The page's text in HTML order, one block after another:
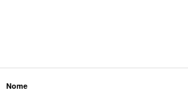
Nome